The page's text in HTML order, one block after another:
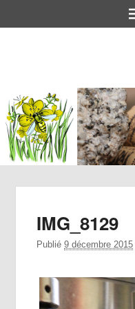
IMG_8129
Publié9 décembre 2015